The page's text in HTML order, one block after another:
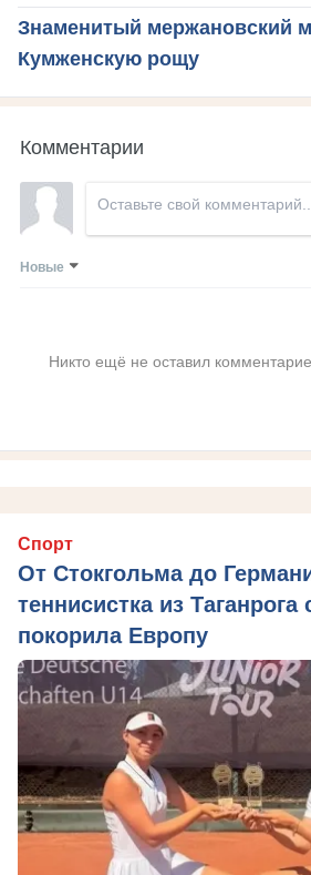
Знаменитый мержановский
Кумженскую рощу
Комментарии
Новые
Никто ещё не оставил
Спорт
От Стокгольма до
теннисистка из Таганрога
покорила Европу